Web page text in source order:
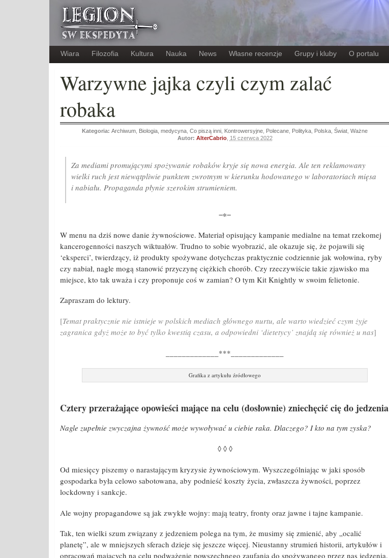
Wiara Filozofia Kultura Nauka News Własne recenzje Grupy i kluby O portalu
Warzywne jajka czyli czym zalać
robaka
Kategoria: Archiwum Biologia, medycyna Co piszą inni Kontrowersyjne Polecane Polityka Polska Świat Ważne
Autor: AlterCabrio, 15 czerwca 2022
Za mediami promującymi spożywanie robaków kryje się nowa energia. Ale ten reklamowany
wielki ruch jest niewątpliwie punktem zwrotnym w kierunku hodowanego w laboratoriach mięsa
i nabiału. Propaganda płynie szerokim strumieniem.
−∗−
W menu na dziś nowe danie żywnościowe. Materiał opisujący kampanie medialne na temat rzekomej
kancerogenności naszych wiktuałów. Trudno to sobie wyobrazić, ale okazuje się, że pojawili się
‘eksperci’, twierdzący, iż produkty spożywane dotychczas praktycznie codziennie jak wołowina, ryby
czy nabiał, nagle mogą stanowić przyczynę ciężkich chorób. Czy rzeczywiście takie zjawisko ma
miejsce, kto tak uważa i czy proponuje coś w zamian? O tym Kit Knightly w swoim felietonie.
Zapraszam do lektury.
[Temat praktycznie nie istnieje w polskich mediach głównego nurtu, ale warto wiedzieć czym żyje
zagranica gdyż może to być tylko kwestią czasu, a odpowiedni ‘dietetycy’ znajdą się również u nas]
_____________***_____________
Grafika z artykułu źródłowego
Cztery przerażające opowieści mające na celu (dosłownie) zniechęcić cię do jedzenia
Nagle zupełnie zwyczajna żywność może wywoływać u ciebie raka. Dlaczego? I kto na tym zyska?
◊ ◊ ◊
Od miesięcy piszemy o narastającym kryzysie żywnościowym. Wyszczególniając w jaki sposób
gospodarka była celowo sabotowana, aby podnieść koszty życia, zwłaszcza żywności, poprzez
lockdowny i sankcje.
Ale wojny propagandowe są jak zwykłe wojny: mają teatry, fronty oraz jawne i tajne kampanie.
Tak, ten wielki szum związany z jedzeniem polega na tym, że musimy się zmienić, aby „ocalić
planetę”, ale w mniejszych sferach dzieje się jeszcze więcej. Nieustanny strumień historii, artykułów i
opracowań mających na celu podważenie powszechnego zaufania do spożywanego przez nas jedzenia.